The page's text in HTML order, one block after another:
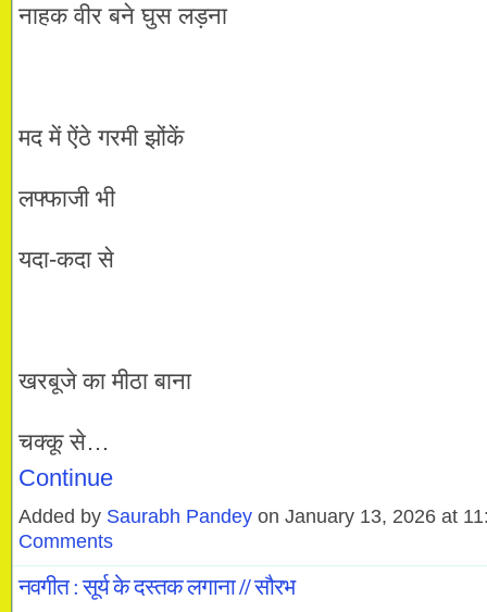
नाहक वीर बने घुस लड़ना
मद में ऐंठे गरमी झोंकें
लफ्फाजी भी
यदा-कदा से
खरबूजे का मीठा बाना
चक्कू से…
Continue
Added by Saurabh Pandey on January 13, 2026 at
Comments
नवगीत : सूर्य के दस्तक लगाना // सौरभ